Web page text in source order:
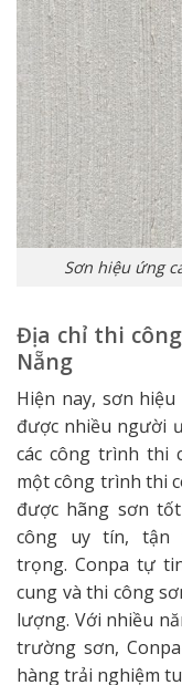
Sơn hiệu ứng
Địa chỉ thi
Nẵng
Hiện nay, sơn
được nhiều người
các công trình thi
một công trình thi
được hãng sơn
công uy tín, tận
trọng. Conpa tự
cung và thi công
lượng. Với nhiều
trường sơn,
hàng trải nghiệm